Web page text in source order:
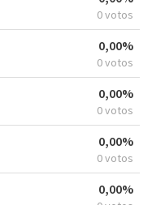
0 votos
0,00%
0 votos
0,00%
0 votos
0,00%
0 votos
0,00%